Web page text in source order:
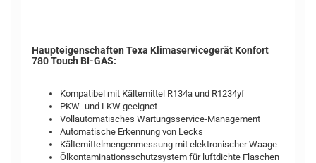
Haupteigenschaften Texa Klimaservicegerät Konfort
780 Touch BI-GAS:
Kompatibel mit Kältemittel R134a und R1234yf
PKW- und LKW geeignet
Vollautomatisches Wartungsservice-Management
Automatische Erkennung von Lecks
Kältemittelmengenmessung mit elektronischer Waage
Ölkontaminationsschutzsystem für luftdichte Flaschen